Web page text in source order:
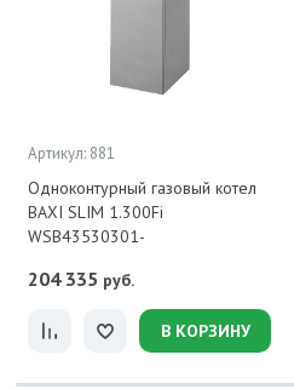
Артикул: 881
Одноконтурный газовый котел
BAXI SLIM 1.300Fi
WSB43530301-
204 335 руб.
В КОРЗИНУ